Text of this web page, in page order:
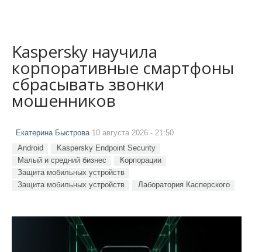
Kaspersky научила
корпоративные смартфоны
сбрасывать звонки
мошенников
Екатерина Быстрова 10 августа 2026 - 21:50
Android
Kaspersky Endpoint Security
Малый и средний бизнес
Корпорации
Защита мобильных устройств
Защита мобильных устройств
Лаборатория Касперского